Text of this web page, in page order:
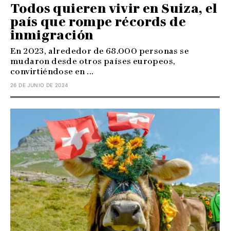
Todos quieren vivir en Suiza, el
país que rompe récords de
inmigración
En 2023, alrededor de 68.000 personas se
mudaron desde otros países europeos,
convirtiéndose en ...
26 DE JUNIO DE 2024